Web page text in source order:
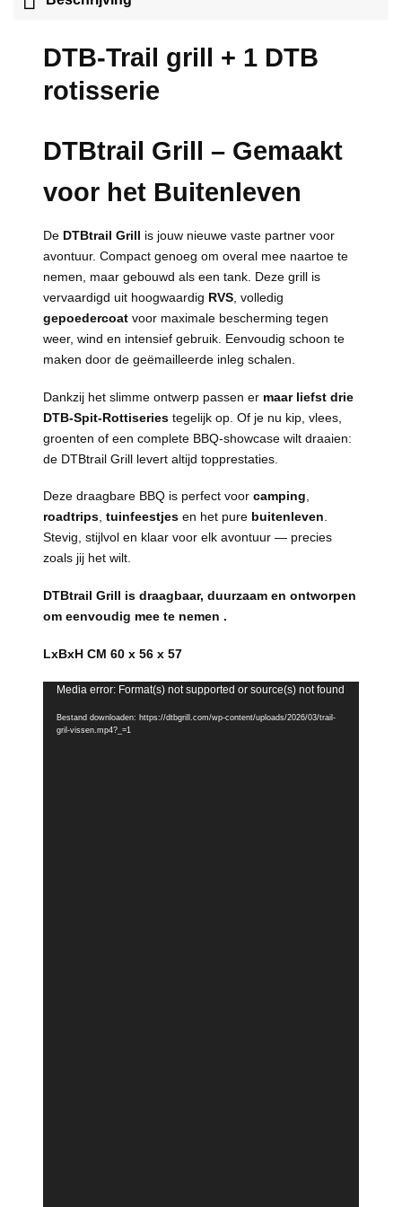
DTB-Trail grill + 1 DTB
rotisserie
DTBtrail Grill – Gemaakt
voor het Buitenleven
De DTBtrail Grill is jouw nieuwe vaste partner voor
avontuur. Compact genoeg om overal mee naartoe te
nemen, maar gebouwd als een tank. Deze grill is
vervaardigd uit hoogwaardig RVS , volledig
gepoedercoat voor maximale bescherming tegen
weer, wind en intensief gebruik. Eenvoudig schoon te
maken door de geëmailleerde inleg schalen.
Dankzij het slimme ontwerp passen er maar liefst drie
DTB‑Spit-Rottiseries tegelijk op. Of je nu kip, vlees,
groenten of een complete BBQ‑showcase wilt draaien:
de DTBtrail Grill levert altijd topprestaties.
Deze draagbare BBQ is perfect voorcamping,
roadtrips,tuinfeestjes en het pure buitenleven.
Stevig, stijlvol en klaar voor elk avontuur — precies
zoals jij het wilt.
DTBtrail Grill is draagbaar, duurzaam en ontworpen
om eenvoudig mee te nemen .
LxBxH CM 60 x 56 x 57
Videospeler
Media error: Format(s) not supported or source(s) not found
Bestand downloaden: https://dtbgrill.com/wp-content/uploads/2026/03/trail-
gril-vissen.mp4?_=1